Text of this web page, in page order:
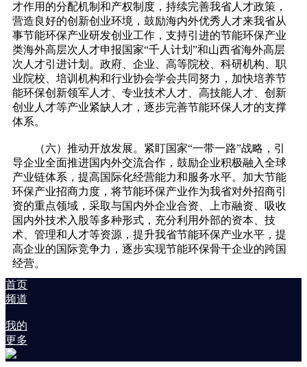
才作用的分配机制和产权制度，持续完善我省人才政策，
营造良好的创新创业环境，鼓励海内外优秀人才来我省从
事节能环保产业研发创业工作，支持引进的节能环保产业
类海外高层次人才申报国家“千人计划”和山西省海外高层
次人才引进计划。政府、企业、高等院校、科研机构、职
业院校、培训机构和行业协会学会共同努力，加快培养节
能环保创新领军人才、专业技术人才、高技能人才、创新
创业人才等产业紧缺人才，逐步完善节能环保人才的支撑
体系。
（六）推动开放发展。紧盯国家“一带一路”战略，引
导企业全面推进国内外交流合作，鼓励企业积极融入全球
产业链体系，提高国际化经营能力和服务水平。加大节能
环保产业招商力度，将节能环保产业作为我省对外招商引
资的重点领域，采取与国内外企业合资、上市融资、吸收
国内外技术入股等多种形式，充分利用外部的资本、技
术、管理和人才等资源，提升我省节能环保产业水平，提
高企业的国际竞争力，逐步实现节能环保骨干企业的跨国
经营。
首页
频道
我的
更多